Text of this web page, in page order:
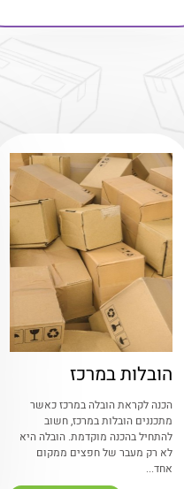
הובלות במרכז
הכנה לקראת הובלה במרכז כאשר
מתכננים הובלות במרכז, חשוב
להתחיל בהכנה מוקדמת. הובלה היא
לא רק מעבר של חפצים ממקום
אחד...